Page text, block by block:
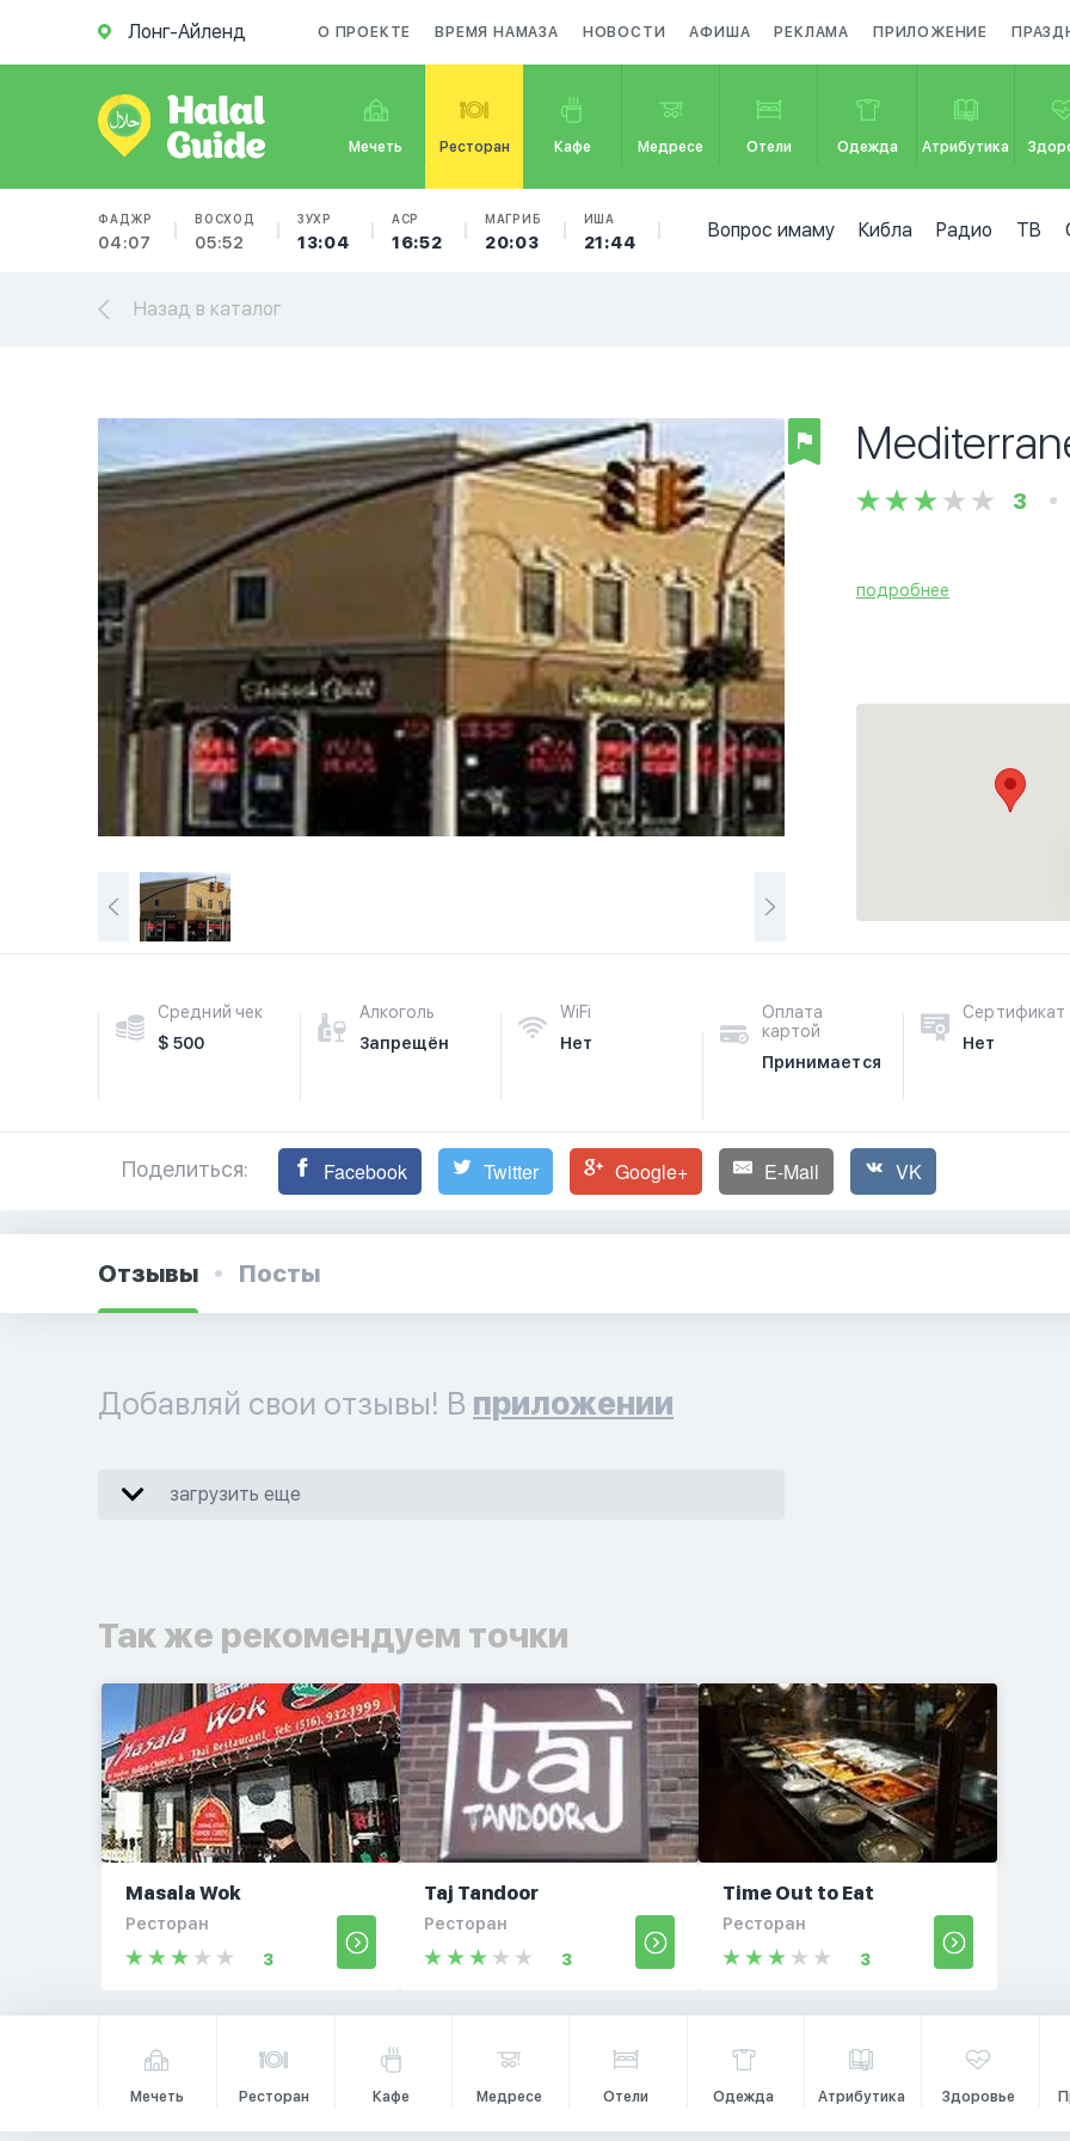
Лонг-Айленд О ПРОЕКТЕ ВРЕМЯ НАМАЗА НОВОСТИ АФИША РЕКЛАМА ПРИЛОЖЕНИЕ
Мечеть Ресторан Кафе Медресе Отели Одежда Атрибутика
ФАДЖР
04:07
ВОСХОД
05:52
ЗУХР
13:04
АСР
16:52
МАГРИБ
20:03
ИША
21:44
Вопрос имаму Кибла Радио ТВ
Назад в каталог
3
подробнее
Средний чек
$ 500
Алкоголь
Запрещён
WiFi
Нет
Оплата
картой
Принимается
Сертификат
Нет
Поделиться: Facebook Twitter Google+ E-Mail VK
Отзывы Посты
Добавляй свои отзывы! В приложении
загрузить еще
Так же рекомендуем точки
Masala Wok
Ресторан
3
Taj Tandoor
Ресторан
3
Time Out to Eat
Ресторан
3
Мечеть Ресторан Кафе Медресе Отели Одежда Атрибутика Здоровье